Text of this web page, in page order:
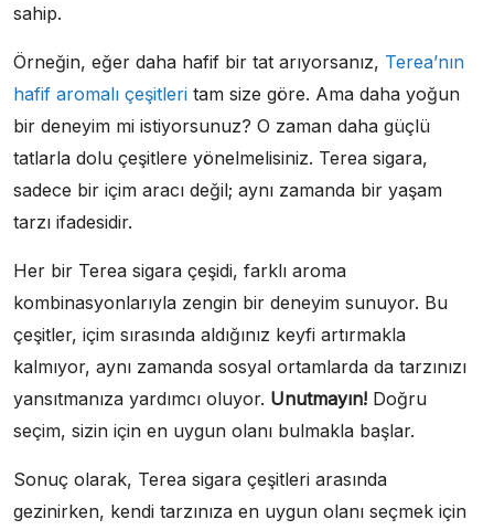
sahip.
Örneğin, eğer daha hafif bir tat arıyorsanız, Terea’nın
hafif aromalı çeşitleri tam size göre. Ama daha yoğun
bir deneyim mi istiyorsunuz? O zaman daha güçlü
tatlarla dolu çeşitlere yönelmelisiniz. Terea sigara,
sadece bir içim aracı değil; aynı zamanda bir yaşam
tarzı ifadesidir.
Her bir Terea sigara çeşidi, farklı aroma
kombinasyonlarıyla zengin bir deneyim sunuyor. Bu
çeşitler, içim sırasında aldığınız keyfi artırmakla
kalmıyor, aynı zamanda sosyal ortamlarda da tarzınızı
yansıtmanıza yardımcı oluyor. Unutmayın! Doğru
seçim, sizin için en uygun olanı bulmakla başlar.
Sonuç olarak, Terea sigara çeşitleri arasında
gezinirken, kendi tarzınıza en uygun olanı seçmek için